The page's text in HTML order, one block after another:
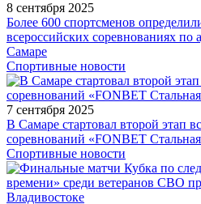
8 сентября 2025
Более 600 спортсменов
всероссийских соревнованиях по
Самаре
Спортивные новости
7 сентября 2025
В Самаре стартовал второй этап
соревнований «FONBET
Спортивные новости